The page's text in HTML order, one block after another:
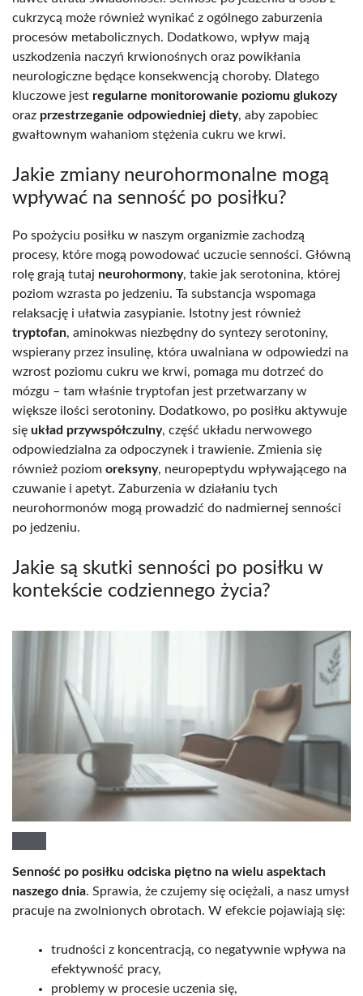
cukrzycą może również wynikać z ogólnego zaburzenia
procesów metabolicznych. Dodatkowo, wpływ mają
uszkodzenia naczyń krwionośnych oraz powikłania
neurologiczne będące konsekwencją choroby. Dlatego
kluczowe jest regularne monitorowanie poziomu glukozy
oraz przestrzeganie odpowiedniej diety, aby zapobiec
gwałtownym wahaniom stężenia cukru we krwi.
Jakie zmiany neurohormonalne mogą
wpływać na senność po posiłku?
Po spożyciu posiłku w naszym organizmie zachodzą
procesy, które mogą powodować uczucie senności. Główną
rolę grają tutaj neurohormony, takie jak serotonina, której
poziom wzrasta po jedzeniu. Ta substancja wspomaga
relaksację i ułatwia zasypianie. Istotny jest również
tryptofan, aminokwas niezbędny do syntezy serotoniny,
wspierany przez insulinę, która uwalniana w odpowiedzi na
wzrost poziomu cukru we krwi, pomaga mu dotrzeć do
mózgu – tam właśnie tryptofan jest przetwarzany w
większe ilości serotoniny. Dodatkowo, po posiłku aktywuje
się układ przywspółczulny, część układu nerwowego
odpowiedzialna za odpoczynek i trawienie. Zmienia się
również poziom oreksyny, neuropeptydu wpływającego na
czuwanie i apetyt. Zaburzenia w działaniu tych
neurohormonów mogą prowadzić do nadmiernej senności
po jedzeniu.
Jakie są skutki senności po posiłku w
kontekście codziennego życia?
Senność po posiłku odciska piętno na wielu aspektach
naszego dnia. Sprawia, że czujemy się ociężali, a nasz umysł
pracuje na zwolnionych obrotach. W efekcie pojawiają się:
trudności z koncentracją, co negatywnie wpływa na
efektywność pracy,
problemy w procesie uczenia się,